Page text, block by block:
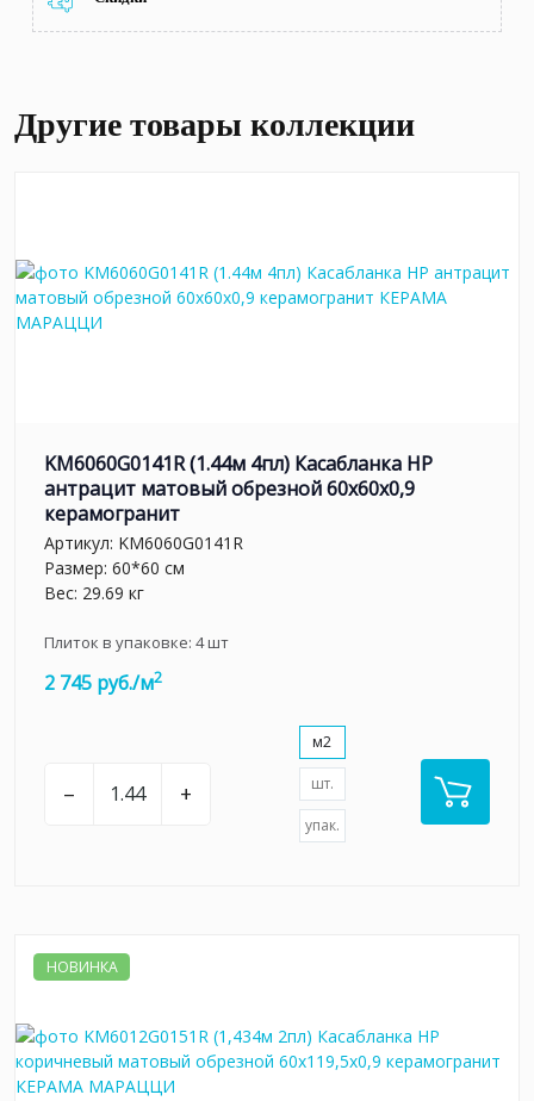
Другие товары коллекции
KM6060G0141R (1.44м 4пл) Касабланка HP
антрацит матовый обрезной 60x60x0,9
керамогранит
Артикул: KM6060G0141R
Размер: 60*60 см
Вес: 29.69 кг
Плиток в упаковке: 4шт
2 745 руб./м2
– +
м2
шт.
упак.
НОВИНКА